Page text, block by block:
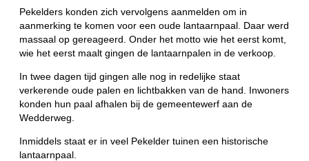
Pekelders konden zich vervolgens aanmelden om in
aanmerking te komen voor een oude lantaarnpaal. Daar werd
massaal op gereageerd. Onder het motto wie het eerst komt,
wie het eerst maalt gingen de lantaarnpalen in de verkoop.
In twee dagen tijd gingen alle nog in redelijke staat
verkerende oude palen en lichtbakken van de hand. Inwoners
konden hun paal afhalen bij de gemeentewerf aan de
Wedderweg.
Inmiddels staat er in veel Pekelder tuinen een historische
lantaarnpaal.